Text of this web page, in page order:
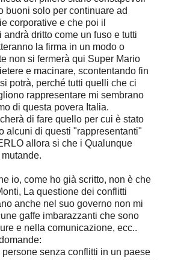
buoni solo per continuare ad
corporative e che poi il
dritto come un fuso e tutti
la firma in un modo o
non si fermerà qui Super Mario
e macinare, scontentando fin
potrà, perché tutti quelli che ci
rappresentare mi sembrano
di questa povera Italia.
di fare quello per cui è stato
alcuni di questi "rappresentanti"
allora si che i Qualunque
io, come ho già scritto, non è che
La questione dei conflitti
anche nel suo governo non mi
gaffe imbarazzanti che sono
e nella comunicazione, ecc..
senza conflitti in un paese